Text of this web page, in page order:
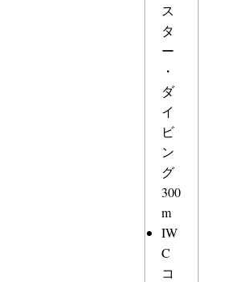
ス
タ
ー
・
ダ
イ
ビ
ン
グ
300
m
IW
C
コ